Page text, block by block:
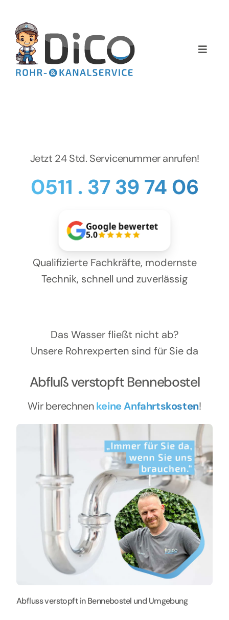
springen
Toggle
Home
Kontakt
Jetzt 24 Std. Servicenummer anrufen!
0511 . 37 39 74 06
Google bewertet
5.0
Qualifizierte Fachkräfte, modernste
Technik, schnell und zuverlässig
Das Wasser fließt nicht ab?
Unsere Rohrexperten sind für Sie da
Abfluß verstopft Bennebostel
Wir berechnenkeine Anfahrtskosten!
Abfluss verstopft in Bennebostel und Umgebung